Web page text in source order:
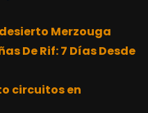
Merzouga
De Rif: 7 Días Desde
circuitos en